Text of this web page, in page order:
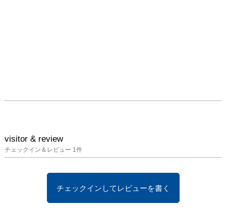
visitor & review
チェックイン＆レビュー 1件
チェックインしてレビューを書く